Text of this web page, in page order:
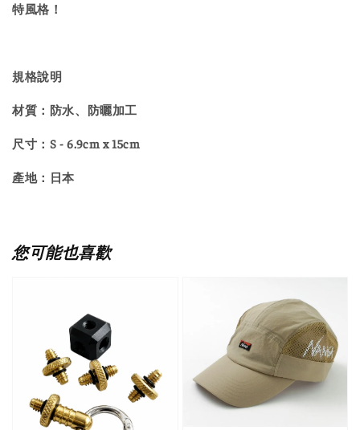
特風格！
規格說明
材質：防水、防曬加工
尺寸：S - 6.9cm x 15cm
產地：日本
您可能也喜歡